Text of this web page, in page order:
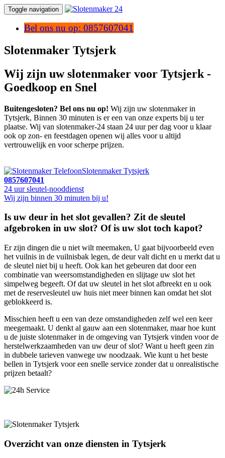
Toggle navigation
Bel ons nu op: 0857607041
Slotenmaker Tytsjerk
Wij zijn uw slotenmaker voor Tytsjerk -
Goedkoop en Snel
Buitengesloten? Bel ons nu op! Wij zijn uw slotenmaker in
Tytsjerk, Binnen 30 minuten is er een van onze experts bij u ter
plaatse. Wij van slotenmaker-24 staan 24 uur per dag voor u klaar
ook op zon- en feestdagen openen wij alles voor u altijd
vertrouwelijk en voor scherpe prijzen.
Slotenmaker Tytsjerk
0857607041
24 uur sleutel-nooddienst
Wij zijn binnen 30 minuten bij u!
Is uw deur in het slot gevallen? Zit de sleutel
afgebroken in uw slot? Of is uw slot toch kapot?
Er zijn dingen die u niet wilt meemaken, U gaat bijvoorbeeld even
het vuilnis in de vuilnisbak legen, de deur valt dicht en u merkt dat u
de sleutel niet bij u heeft. Ook kan het gebeuren dat door een
combinatie van weersomstandigheden en slijtage uw slot het
simpelweg begeeft. Of dat uw sleutel in het slot afbreekt en u ook
met de reservesleutel uw huis niet meer binnen kan omdat het slot
geblokkeerd is.
Misschien heeft u een van deze omstandigheden zelf wel een keer
meegemaakt. U denkt al gauw aan een slotenmaker, maar hoe kunt
u de juiste slotenmaker in de omgeving van Tytsjerk vinden voor de
herstelwerkzaamheden van uw deur of slot? Want u heeft geen zin
in dubbele tarieven vanwege uw noodzaak. Wie kunt u het beste
bellen in Tytsjerk voor een snelle service zonder dat u onrealistische
prijzen betaalt?
Overzicht van onze diensten in Tytsjerk